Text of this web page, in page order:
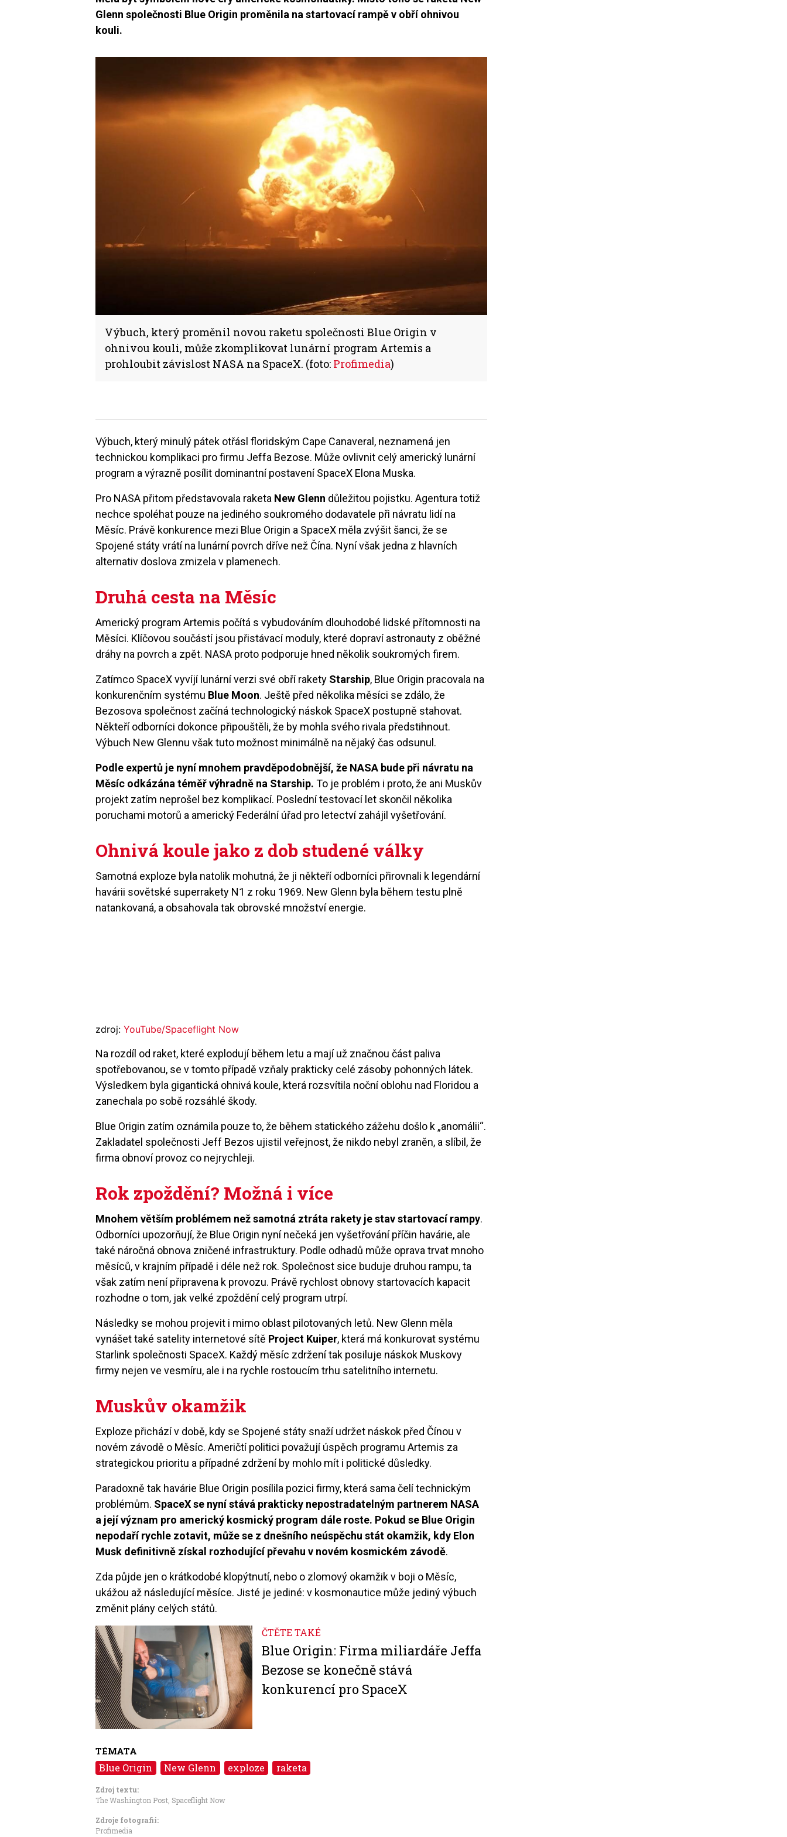
Glenn společnosti Blue Origin proměnila na startovací rampě v obří ohnivou
kouli.
Výbuch, který proměnil novou raketu společnosti Blue Origin v
ohnivou kouli, může zkomplikovat lunární program Artemis a
prohloubit závislost NASA na SpaceX. (foto: Profimedia)
Výbuch, který minulý pátek otřásl floridským Cape Canaveral, neznamená jen
technickou komplikaci pro firmu Jeffa Bezose. Může ovlivnit celý americký lunární
program a výrazně posílit dominantní postavení SpaceX Elona Muska.
Pro NASA přitom představovala raketa New Glenn důležitou pojistku. Agentura totiž
nechce spoléhat pouze na jediného soukromého dodavatele při návratu lidí na
Měsíc. Právě konkurence mezi Blue Origin a SpaceX měla zvýšit šanci, že se
Spojené státy vrátí na lunární povrch dříve než Čína. Nyní však jedna z hlavních
alternativ doslova zmizela v plamenech.
Druhá cesta na Měsíc
Americký program Artemis počítá s vybudováním dlouhodobé lidské přítomnosti na
Měsíci. Klíčovou součástí jsou přistávací moduly, které dopraví astronauty z oběžné
dráhy na povrch a zpět. NASA proto podporuje hned několik soukromých firem.
Zatímco SpaceX vyvíjí lunární verzi své obří rakety Starship, Blue Origin pracovala na
konkurenčním systému Blue Moon. Ještě před několika měsíci se zdálo, že
Bezosova společnost začíná technologický náskok SpaceX postupně stahovat.
Někteří odborníci dokonce připouštěli, že by mohla svého rivala předstihnout.
Výbuch New Glennu však tuto možnost minimálně na nějaký čas odsunul.
Podle expertů je nyní mnohem pravděpodobnější, že NASA bude při návratu na
Měsíc odkázána téměř výhradně na Starship. To je problém i proto, že ani Muskův
projekt zatím neprošel bez komplikací. Poslední testovací let skončil několika
poruchami motorů a americký Federální úřad pro letectví zahájil vyšetřování.
Ohnivá koule jako z dob studené války
Samotná exploze byla natolik mohutná, že ji někteří odborníci přirovnali k legendární
havárii sovětské superrakety N1 z roku 1969. New Glenn byla během testu plně
natankovaná, a obsahovala tak obrovské množství energie.
zdroj:YouTube/Spaceflight Now
Na rozdíl od raket, které explodují během letu a mají už značnou část paliva
spotřebovanou, se v tomto případě vzňaly prakticky celé zásoby pohonných látek.
Výsledkem byla gigantická ohnivá koule, která rozsvítila noční oblohu nad Floridou a
zanechala po sobě rozsáhlé škody.
Blue Origin zatím oznámila pouze to, že během statického zážehu došlo k „anomálii“.
Zakladatel společnosti Jeff Bezos ujistil veřejnost, že nikdo nebyl zraněn, a slíbil, že
firma obnoví provoz co nejrychleji.
Rok zpoždění? Možná i více
Mnohem větším problémem než samotná ztráta rakety je stav startovací rampy.
Odborníci upozorňují, že Blue Origin nyní nečeká jen vyšetřování příčin havárie, ale
také náročná obnova zničené infrastruktury. Podle odhadů může oprava trvat mnoho
měsíců, v krajním případě i déle než rok. Společnost sice buduje druhou rampu, ta
však zatím není připravena k provozu. Právě rychlost obnovy startovacích kapacit
rozhodne o tom, jak velké zpoždění celý program utrpí.
Následky se mohou projevit i mimo oblast pilotovaných letů. New Glenn měla
vynášet také satelity internetové sítě Project Kuiper, která má konkurovat systému
Starlink společnosti SpaceX. Každý měsíc zdržení tak posiluje náskok Muskovy
firmy nejen ve vesmíru, ale i na rychle rostoucím trhu satelitního internetu.
Muskův okamžik
Exploze přichází v době, kdy se Spojené státy snaží udržet náskok před Čínou v
novém závodě o Měsíc. Američtí politici považují úspěch programu Artemis za
strategickou prioritu a případné zdržení by mohlo mít i politické důsledky.
Paradoxně tak havárie Blue Origin posílila pozici firmy, která sama čelí technickým
problémům. SpaceX se nyní stává prakticky nepostradatelným partnerem NASA
a její význam pro americký kosmický program dále roste. Pokud se Blue Origin
nepodaří rychle zotavit, může se z dnešního neúspěchu stát okamžik, kdy Elon
Musk definitivně získal rozhodující převahu v novém kosmickém závodě.
Zda půjde jen o krátkodobé klopýtnutí, nebo o zlomový okamžik v boji o Měsíc,
ukážou až následující měsíce. Jisté je jediné: v kosmonautice může jediný výbuch
změnit plány celých států.
Image ČTĚTE TAKÉ
Blue Origin: Firma miliardáře Jeffa
Bezose se konečně stává
konkurencí pro SpaceX
TÉMATA
Blue Origin New Glenn exploze raketa
Zdroj textu:
The Washington Post Spaceflight Now
Zdroje fotografii:
Profimedia